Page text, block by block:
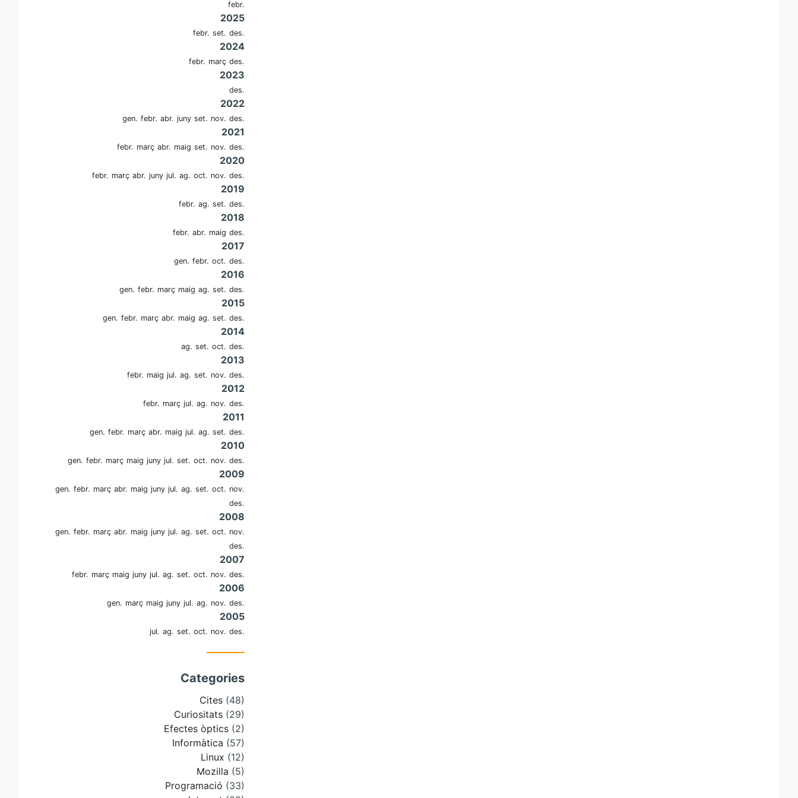
febr.
2025
febr. set. des.
2024
febr. març des.
2023
des.
2022
gen. febr. abr. juny set. nov. des.
2021
febr. març abr. maig set. nov. des.
2020
febr. març abr. juny jul. ag. oct. nov. des.
2019
febr. ag. set. des.
2018
febr. abr. maig des.
2017
gen. febr. oct. des.
2016
gen. febr. març maig ag. set. des.
2015
gen. febr. març abr. maig ag. set. des.
2014
ag. set. oct. des.
2013
febr. maig jul. ag. set. nov. des.
2012
febr. març jul. ag. nov. des.
2011
gen. febr. març abr. maig jul. ag. set. des.
2010
gen. febr. març maig juny jul. set. oct. nov. des.
2009
gen. febr. març abr. maig juny jul. ag. set. oct. nov.
des.
2008
gen. febr. març abr. maig juny jul. ag. set. oct. nov.
des.
2007
febr. març maig juny jul. ag. set. oct. nov. des.
2006
gen. març maig juny jul. ag. nov. des.
2005
jul. ag. set. oct. nov. des.
Categories
Cites (48)
Curiositats (29)
Efectes òptics (2)
Informàtica (57)
Linux (12)
Mozilla (5)
Programació (33)